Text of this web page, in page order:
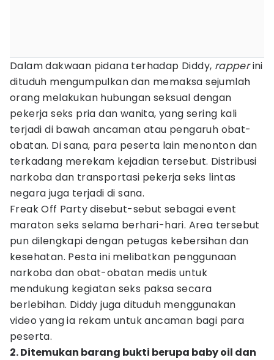
Dalam dakwaan pidana terhadap Diddy, rapperini
dituduh mengumpulkan dan memaksa sejumlah
orang melakukan hubungan seksual dengan
pekerja seks pria dan wanita, yang sering kali
terjadi di bawah ancaman atau pengaruh obat-
obatan. Di sana, para peserta lain menonton dan
terkadang merekam kejadian tersebut. Distribusi
narkoba dan transportasi pekerja seks lintas
negara juga terjadi di sana.
Freak Off Party disebut-sebut sebagai event
maraton seks selama berhari-hari. Area tersebut
pun dilengkapi dengan petugas kebersihan dan
kesehatan. Pesta ini melibatkan penggunaan
narkoba dan obat-obatan medis untuk
mendukung kegiatan seks paksa secara
berlebihan. Diddy juga dituduh menggunakan
video yang ia rekam untuk ancaman bagi para
peserta.
2. Ditemukan barang bukti berupa baby oil dan